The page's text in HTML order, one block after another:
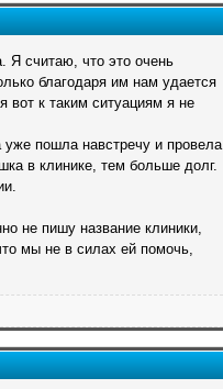
Я считаю, что это очень
благодаря им нам удается
вот к таким ситуациям я не
пошла навстречу и провела
в клинике, тем больше долг.
не пишу название клиники,
мы не в силах ей помочь,